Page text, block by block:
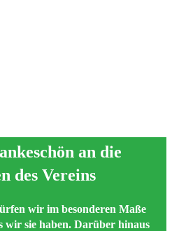
an die
des Vereins
wir im besonderen Maße
wir sie haben. Darüber hinaus